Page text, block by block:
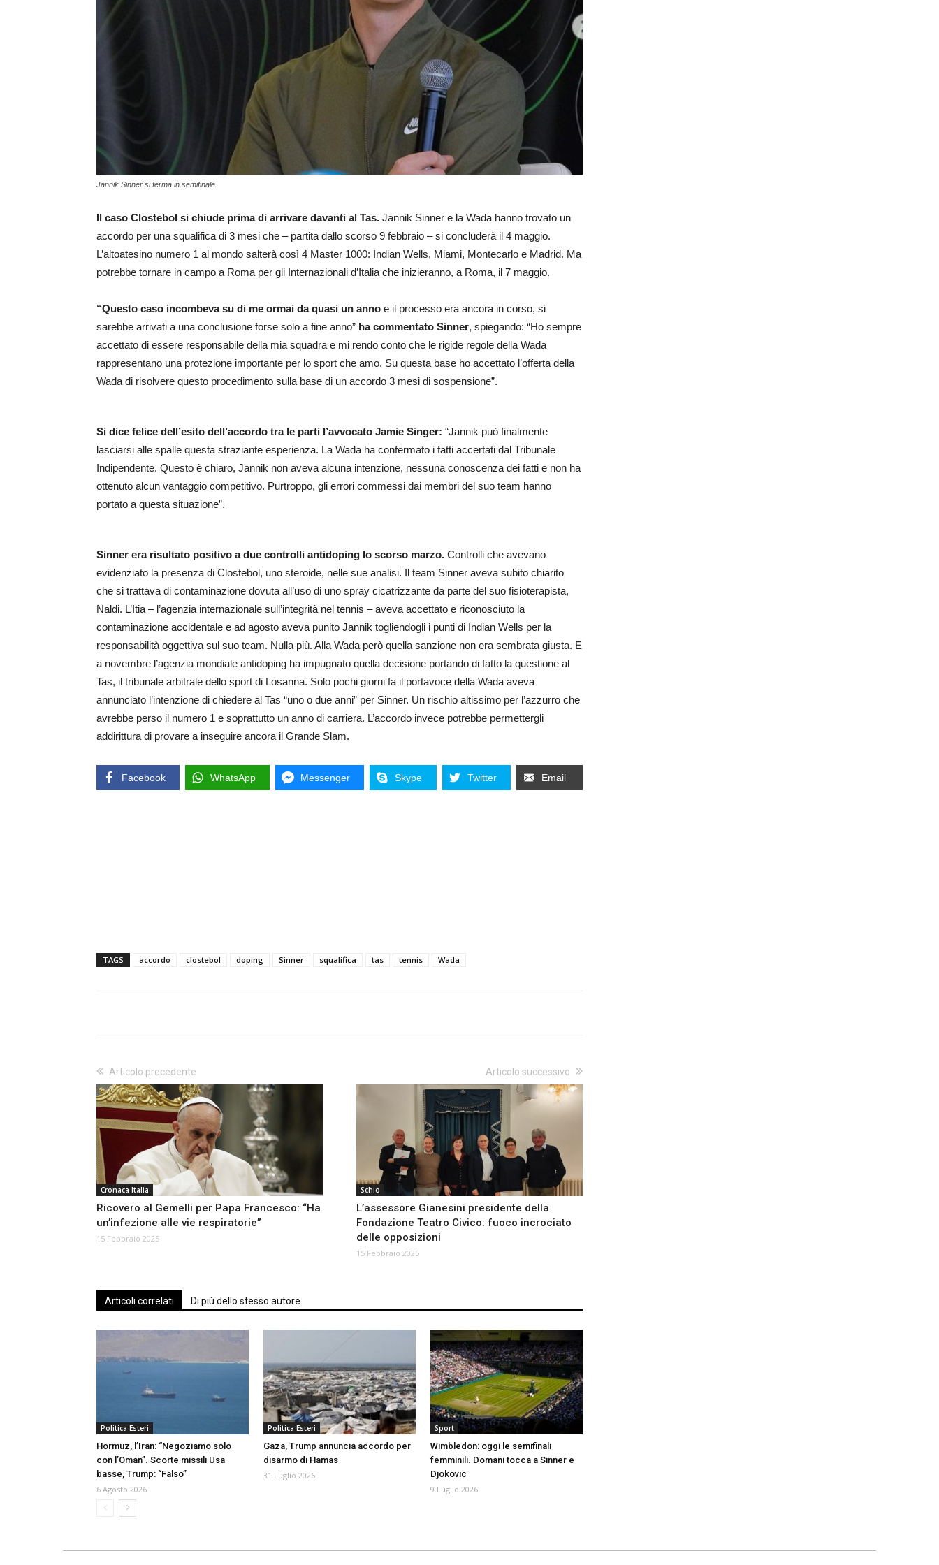
Jannik Sinner si ferma in semifinale
Il caso Clostebol si chiude prima di arrivare davanti al Tas. Jannik Sinner e la Wada hanno trovato un
accordo per una squalifica di 3 mesi che – partita dallo scorso 9 febbraio – si concluderà il 4 maggio.
L’altoatesino numero 1 al mondo salterà così 4 Master 1000: Indian Wells, Miami, Montecarlo e Madrid. Ma
potrebbe tornare in campo a Roma per gli Internazionali d’Italia che inizieranno, a Roma, il 7 maggio.
“Questo caso incombeva su di me ormai da quasi un anno e il processo era ancora in corso, si
sarebbe arrivati a una conclusione forse solo a fine anno” ha commentato Sinner, spiegando: “Ho sempre
accettato di essere responsabile della mia squadra e mi rendo conto che le rigide regole della Wada
rappresentano una protezione importante per lo sport che amo. Su questa base ho accettato l’offerta della
Wada di risolvere questo procedimento sulla base di un accordo 3 mesi di sospensione”.
Si dice felice dell’esito dell’accordo tra le parti l’avvocato Jamie Singer: “Jannik può finalmente
lasciarsi alle spalle questa straziante esperienza. La Wada ha confermato i fatti accertati dal Tribunale
Indipendente. Questo è chiaro, Jannik non aveva alcuna intenzione, nessuna conoscenza dei fatti e non ha
ottenuto alcun vantaggio competitivo. Purtroppo, gli errori commessi dai membri del suo team hanno
portato a questa situazione”.
Sinner era risultato positivo a due controlli antidoping lo scorso marzo. Controlli che avevano
evidenziato la presenza di Clostebol, uno steroide, nelle sue analisi. Il team Sinner aveva subito chiarito
che si trattava di contaminazione dovuta all’uso di uno spray cicatrizzante da parte del suo fisioterapista,
Naldi. L’Itia – l’agenzia internazionale sull’integrità nel tennis – aveva accettato e riconosciuto la
contaminazione accidentale e ad agosto aveva punito Jannik togliendogli i punti di Indian Wells per la
responsabilità oggettiva sul suo team. Nulla più. Alla Wada però quella sanzione non era sembrata giusta. E
a novembre l’agenzia mondiale antidoping ha impugnato quella decisione portando di fatto la questione al
Tas, il tribunale arbitrale dello sport di Losanna. Solo pochi giorni fa il portavoce della Wada aveva
annunciato l’intenzione di chiedere al Tas “uno o due anni” per Sinner. Un rischio altissimo per l’azzurro che
avrebbe perso il numero 1 e soprattutto un anno di carriera. L’accordo invece potrebbe permettergli
addirittura di provare a inseguire ancora il Grande Slam.
Facebook WhatsApp Messenger Skype Twitter Email
TAGS accordo clostebol doping Sinner squalifica tas tennis Wada
Articolo precedente
Cronaca Italia
Ricovero al Gemelli per Papa Francesco: “Ha
un’infezione alle vie respiratorie”
15 Febbraio 2025
Articolo successivo
Schio
L’assessore Gianesini presidente della
Fondazione Teatro Civico: fuoco incrociato
delle opposizioni
15 Febbraio 2025
Articoli correlati Di più dello stesso autore
Politica Esteri
Hormuz, l’Iran: “Negoziamo solo
con l’Oman”. Scorte missili Usa
basse, Trump: “Falso”
6 Agosto 2026
Politica Esteri
Gaza, Trump annuncia accordo per
disarmo di Hamas
31 Luglio 2026
Sport
Wimbledon: oggi le semifinali
femminili. Domani tocca a Sinner e
Djokovic
9 Luglio 2026